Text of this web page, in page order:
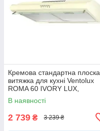
Кремова стандартна плоска
витяжка для кухні Ventolux
ROMA 60 IVORY LUX,
шириною 60 см, під навісну
шафу
В наявності
2 739 ₴ 3 239 ₴